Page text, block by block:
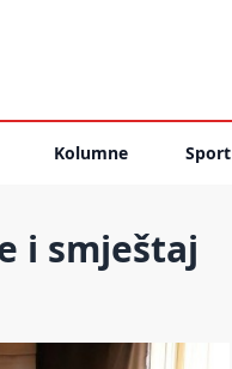
Kolumne Sport
i smještaj